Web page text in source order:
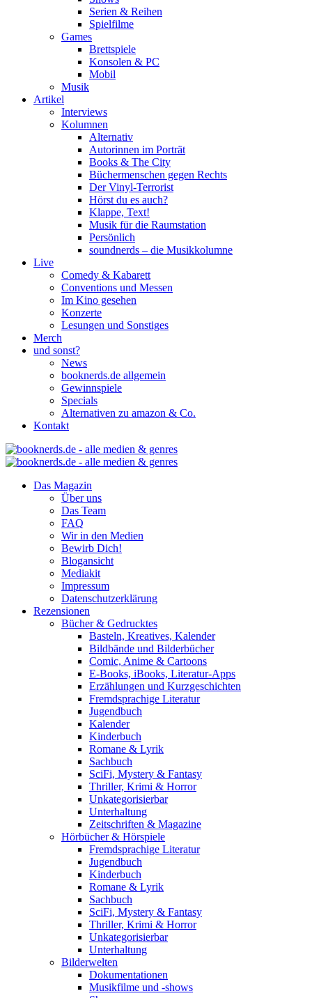
Serien & Reihen
Spielfilme
Games
Brettspiele
Konsolen & PC
Mobil
Musik
Artikel
Interviews
Kolumnen
Alternativ
Autorinnen im Porträt
Books & The City
Büchermenschen gegen Rechts
Der Vinyl-Terrorist
Hörst du es auch?
Klappe, Text!
Musik für die Raumstation
Persönlich
soundnerds – die Musikkolumne
Live
Comedy & Kabarett
Conventions und Messen
Im Kino gesehen
Konzerte
Lesungen und Sonstiges
Merch
und sonst?
News
booknerds.de allgemein
Gewinnspiele
Specials
Alternativen zu amazon & Co.
Kontakt
Das Magazin
Über uns
Das Team
FAQ
Wir in den Medien
Bewirb Dich!
Blogansicht
Mediakit
Impressum
Datenschutzerklärung
Rezensionen
Bücher & Gedrucktes
Basteln, Kreatives, Kalender
Bildbände und Bilderbücher
Comic, Anime & Cartoons
E-Books, iBooks, Literatur-Apps
Erzählungen und Kurzgeschichten
Fremdsprachige Literatur
Jugendbuch
Kalender
Kinderbuch
Romane & Lyrik
Sachbuch
SciFi, Mystery & Fantasy
Thriller, Krimi & Horror
Unkategorisierbar
Unterhaltung
Zeitschriften & Magazine
Hörbücher & Hörspiele
Fremdsprachige Literatur
Jugendbuch
Kinderbuch
Romane & Lyrik
Sachbuch
SciFi, Mystery & Fantasy
Thriller, Krimi & Horror
Unkategorisierbar
Unterhaltung
Bilderwelten
Dokumentationen
Musikfilme und -shows